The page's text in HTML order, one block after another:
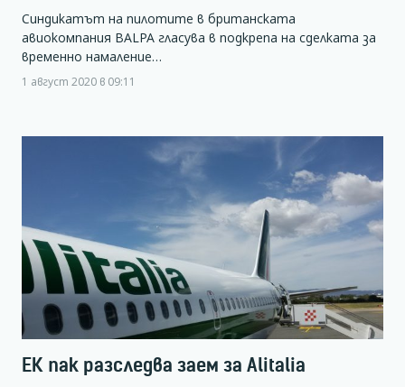
Синдикатът на пилотите в британската
авиокомпания BALPA гласува в подкрепа на сделката за
временно намаление…
1 август 2020 в 09:11
ЕК пак разследва заем за Alitalia